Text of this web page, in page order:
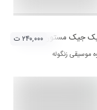
جیک مستون
موسیقی زنگوله
۲۴۰,۰۰۰ ت